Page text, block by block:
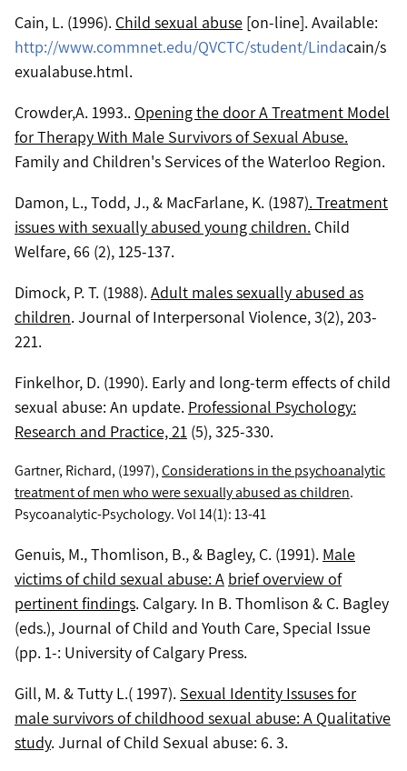
Cain, L. (1996). Child sexual abuse [on-line]. Available:
http://www.commnet.edu/QVCTC/student/Lindacain/s
exualabuse.html.
Crowder,A. 1993.. Opening the door A Treatment Model
for Therapy With Male Survivors of Sexual Abuse.
Family and Children's Services of the Waterloo Region.
Damon, L., Todd, J., & MacFarlane, K. (1987). Treatment
issues with sexually abused young children. Child
Welfare, 66 (2), 125-137.
Dimock, P. T. (1988). Adult males sexually abused as
children. Journal of Interpersonal Violence, 3(2), 203-
221.
Finkelhor, D. (1990). Early and long-term effects of child
sexual abuse: An update. Professional Psychology:
Research and Practice, 21 (5), 325-330.
Gartner, Richard, (1997),Considerations in the psychoanalytic
treatment of men who were sexually abused as children.
Psycoanalytic-Psychology. Vol 14(1): 13-41
Genuis, M., Thomlison, B., & Bagley, C. (1991). Male
victims of child sexual abuse: A brief overview of
pertinent findings. Calgary. In B. Thomlison & C. Bagley
(eds.), Journal of Child and Youth Care, Special Issue
(pp. 1-: University of Calgary Press.
Gill, M. & Tutty L.( 1997). Sexual Identity Issuses for
male survivors of childhood sexual abuse: A Qualitative
study. Jurnal of Child Sexual abuse: 6. 3.